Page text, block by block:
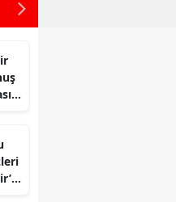
Serik'te LPG'li Otomobil